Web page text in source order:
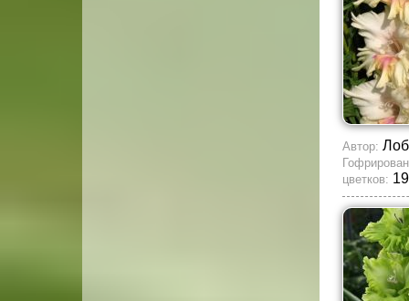
Автор:
цветков: